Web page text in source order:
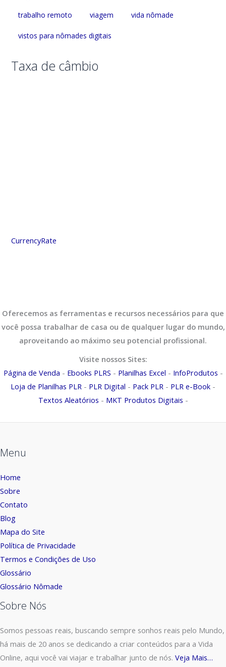
trabalho remoto viagem vida nômade
vistos para nômades digitais
Taxa de câmbio
CurrencyRate
Oferecemos as ferramentas e recursos necessários para que
você possa trabalhar de casa ou de qualquer lugar do mundo,
aproveitando ao máximo seu potencial profissional.
Visite nossos Sites:
Página de Venda - Ebooks PLRS - Planilhas Excel - InfoProdutos -
Loja de Planilhas PLR - PLR Digital - Pack PLR - PLR e-Book -
Textos Aleatórios - MKT Produtos Digitais -
Menu
Home
Sobre
Contato
Blog
Mapa do Site
Política de Privacidade
Termos e Condições de Uso
Glossário
Glossário Nômade
Sobre Nós
Somos pessoas reais, buscando sempre sonhos reais pelo Mundo,
há mais de 20 anos se dedicando a criar conteúdos para a Vida
Online, aqui você vai viajar e trabalhar junto de nós. Veja Mais…